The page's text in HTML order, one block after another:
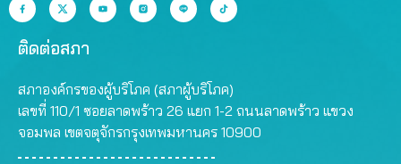
ติดต่อสภา
สภาองค์กรของผู้บริโภค (สภาผู้บริโภค)
เลขที่ 110/1 ซอยลาดพร้าว 26 แยก 1-2 ถนนลาดพร้าว แขวง
จอมพล เขตจตุจักรกรุงเทพมหานคร 10900